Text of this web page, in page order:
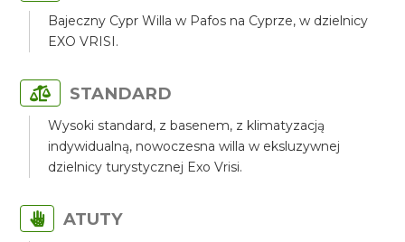
Bajeczny Cypr Willa w Pafos na Cyprze, w dzielnicy
EXO VRISI.
STANDARD
Wysoki standard, z basenem, z klimatyzacją
indywidualną, nowoczesna willa w eksluzywnej
dzielnicy turystycznej Exo Vrisi.
ATUTY